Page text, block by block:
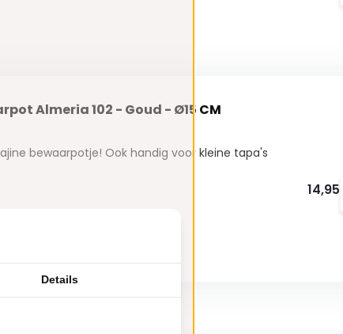
Almeria 102 - Goud - Ø15 CM
bewaarpotje! Ook handig voor kleine tapa's
14,95
Details